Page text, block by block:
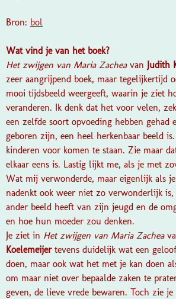
Bron: bol
Wat vind je van het boek?
Het zwijgen van Maria Zacheavan Judith
zeer aangrijpend boek, maar tegelijkertijd
mooi tijdsbeeld weergeeft, waarin je ziet
veranderen. Ik denk dat het voor velen,
een zelfde soort opvoeding hebben gehad
geboren zijn, een heel herkenbaar beeld
kinderen voor komen te staan. Zie maar
elkaar eens is. Lastig lijkt me, als je met
Wat mij verwonderde, maar eigenlijk als
nadenkt ook weer niet zo verwonderlijk is,
ander beeld heeft van zijn jeugd en de
en hoe hun moeder zou denken.
Je ziet in Het zwijgen van Maria Zachea
Koelemeijertevens duidelijk wat een
doen, maar ook wat het met je kan doen
om maar niet over bepaalde zaken te
geven, de lieve vrede bewaren. Toch zie